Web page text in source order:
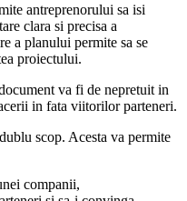
antreprenorului sa isi
clara si precisa a
a planului permite sa se
proiectului.
va fi de nepretuit in
in fata viitorilor parteneri.
scop. Acesta va permite
companii,